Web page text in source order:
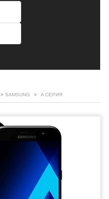
> SAMSUNG > A СЕРИЯ